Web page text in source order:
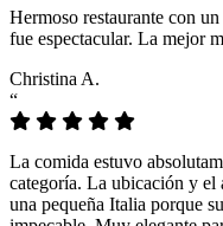
Hermoso restaurante con
fue espectacular. La mejor
Christina A.
“
La comida estuvo
categoría. La ubicación y el
una pequeña Italia porque